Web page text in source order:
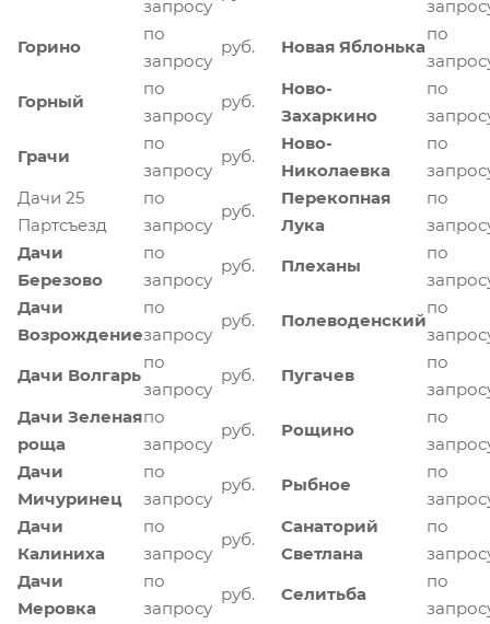
запросу
Горино
по
запросу
руб. Новая Яблонька
по
Горный
по
запросу
руб.
Ново-
Захаркино
по
Грачи
по
запросу
руб.
Ново-
Николаевка
по
Дачи 25
Партсъезд
по
запросу
руб.
Перекопная
Лука
по
Дачи
Березово
по
запросу
руб. Плеханы
по
Дачи
Возрождение
по
запросу
руб. Полеводенский
по
Дачи Волгарь
по
запросу
руб. Пугачев
по
Дачи Зеленая
роща
по
запросу
руб. Рощино
по
Дачи
Мичуринец
по
запросу
руб. Рыбное
по
Дачи
Калиниха
по
запросу
руб.
Санаторий
Светлана
по
Дачи
Меровка
по
запросу
руб. Селитьба
по